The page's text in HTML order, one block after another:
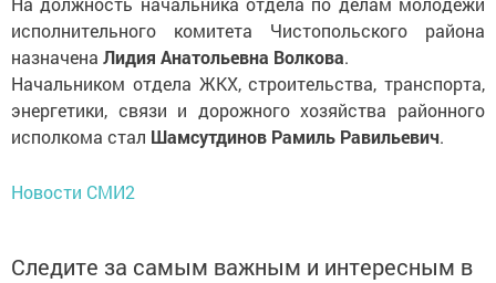
исполнительного комитета Чистопольского района
назначена Лидия Анатольевна Волкова.
Начальником отдела ЖКХ, строительства, транспорта,
энергетики, связи и дорожного хозяйства районного
исполкома стал Шамсутдинов Рамиль Равильевич.
Новости СМИ2
Следите за самым важным и интересным в